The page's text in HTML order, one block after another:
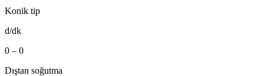
Konik tip
d/dk
0 – 0
Dıştan soğutma